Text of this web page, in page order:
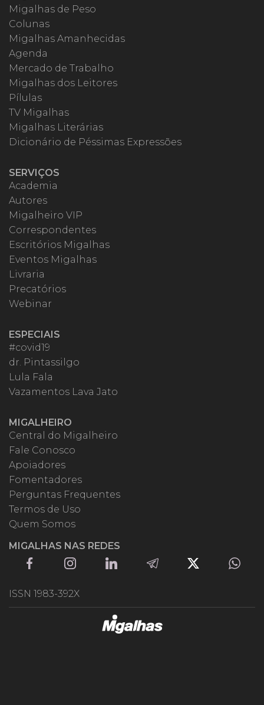
Migalhas de Peso
Colunas
Migalhas Amanhecidas
Agenda
Mercado de Trabalho
Migalhas dos Leitores
Pílulas
TV Migalhas
Migalhas Literárias
Dicionário de Péssimas Expressões
SERVIÇOS
Academia
Autores
Migalheiro VIP
Correspondentes
Escritórios Migalhas
Eventos Migalhas
Livraria
Precatórios
Webinar
ESPECIAIS
#covid19
dr. Pintassilgo
Lula Fala
Vazamentos Lava Jato
MIGALHEIRO
Central do Migalheiro
Fale Conosco
Apoiadores
Fomentadores
Perguntas Frequentes
Termos de Uso
Quem Somos
MIGALHAS NAS REDES
ISSN 1983-392X